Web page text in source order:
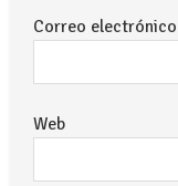
Correo electrónico
Web